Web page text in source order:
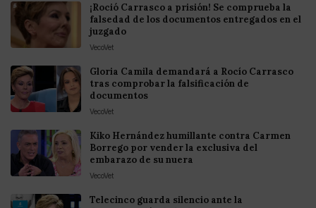
¡Roció Carrasco a prisión! Se comprueba la
falsedad de los documentos entregados en el
juzgado
VecoVet
Gloria Camila demandará a Rocío Carrasco
tras comprobar la falsificación de
documentos
VecoVet
Kiko Hernández humillante contra Carmen
Borrego por vender la exclusiva del
embarazo de su nuera
VecoVet
Telecinco guarda silencio ante la